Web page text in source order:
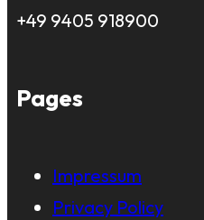
+49 9405 918900
Pages
Impressum
Privacy Policy